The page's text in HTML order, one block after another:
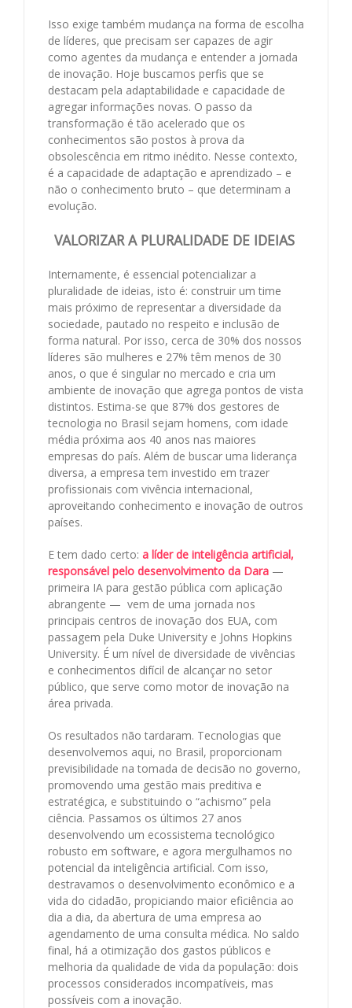
Isso exige também mudança na forma de escolha
de líderes, que precisam ser capazes de agir
como agentes da mudança e entender a jornada
de inovação. Hoje buscamos perfis que se
destacam pela adaptabilidade e capacidade de
agregar informações novas. O passo da
transformação é tão acelerado que os
conhecimentos são postos à prova da
obsolescência em ritmo inédito. Nesse contexto,
é a capacidade de adaptação e aprendizado – e
não o conhecimento bruto – que determinam a
evolução.
VALORIZAR A PLURALIDADE DE IDEIAS
Internamente, é essencial potencializar a
pluralidade de ideias, isto é: construir um time
mais próximo de representar a diversidade da
sociedade, pautado no respeito e inclusão de
forma natural. Por isso, cerca de 30% dos nossos
líderes são mulheres e 27% têm menos de 30
anos, o que é singular no mercado e cria um
ambiente de inovação que agrega pontos de vista
distintos. Estima-se que 87% dos gestores de
tecnologia no Brasil sejam homens, com idade
média próxima aos 40 anos nas maiores
empresas do país. Além de buscar uma liderança
diversa, a empresa tem investido em trazer
profissionais com vivência internacional,
aproveitando conhecimento e inovação de outros
países.
E tem dado certo: a líder de inteligência artificial,
responsável pelo desenvolvimento da Dara —
primeira IA para gestão pública com aplicação
abrangente — vem de uma jornada nos
principais centros de inovação dos EUA, com
passagem pela Duke University e Johns Hopkins
University. É um nível de diversidade de vivências
e conhecimentos difícil de alcançar no setor
público, que serve como motor de inovação na
área privada.
Os resultados não tardaram. Tecnologias que
desenvolvemos aqui, no Brasil, proporcionam
previsibilidade na tomada de decisão no governo,
promovendo uma gestão mais preditiva e
estratégica, e substituindo o “achismo” pela
ciência. Passamos os últimos 27 anos
desenvolvendo um ecossistema tecnológico
robusto em software, e agora mergulhamos no
potencial da inteligência artificial. Com isso,
destravamos o desenvolvimento econômico e a
vida do cidadão, propiciando maior eficiência ao
dia a dia, da abertura de uma empresa ao
agendamento de uma consulta médica. No saldo
final, há a otimização dos gastos públicos e
melhoria da qualidade de vida da população: dois
processos considerados incompatíveis, mas
possíveis com a inovação.